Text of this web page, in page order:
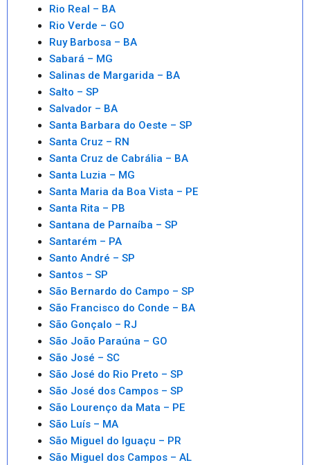
Rio Real – BA
Rio Verde – GO
Ruy Barbosa – BA
Sabará – MG
Salinas de Margarida – BA
Salto – SP
Salvador – BA
Santa Barbara do Oeste – SP
Santa Cruz – RN
Santa Cruz de Cabrália – BA
Santa Luzia – MG
Santa Maria da Boa Vista – PE
Santa Rita – PB
Santana de Parnaíba – SP
Santarém – PA
Santo André – SP
Santos – SP
São Bernardo do Campo – SP
São Francisco do Conde – BA
São Gonçalo – RJ
São João Paraúna – GO
São José – SC
São José do Rio Preto – SP
São José dos Campos – SP
São Lourenço da Mata – PE
São Luís – MA
São Miguel do Iguaçu – PR
São Miguel dos Campos – AL